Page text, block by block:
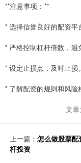
**注意事项：**
* 选择信誉良好的配资平
* 严格控制杠杆倍数，避
* 设定止损点，及时止损。
* 了解配资的规则和风险
文
上一篇： 怎么做股票
杆投资